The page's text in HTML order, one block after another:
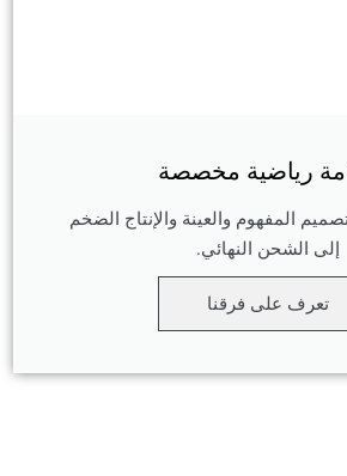
رياضية مخصصة
المفهوم والعينة والإنتاج الضخم
إلى الشحن النهائي.
تعرف على فرقنا